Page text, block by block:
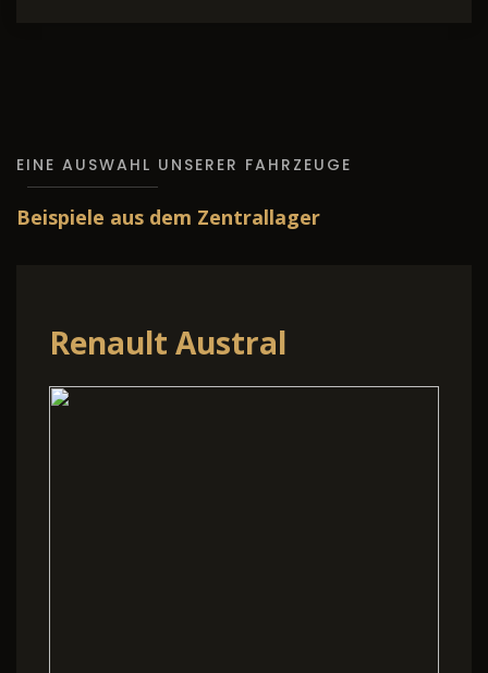
EINE AUSWAHL UNSERER FAHRZEUGE
Beispiele aus dem Zentrallager
Renault Austral